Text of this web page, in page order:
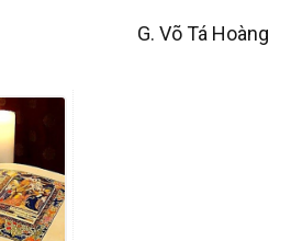
G. Võ Tá Hoàng